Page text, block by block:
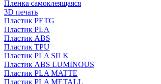
Пленка самоклеящаяся
3D печать
Пластик PETG
Пластик PLA
Пластик ABS
Пластик TPU
Пластик PLA SILK
Пластик ABS LUMINOUS
Пластик PLA MATTE
Пластик PLA METALL